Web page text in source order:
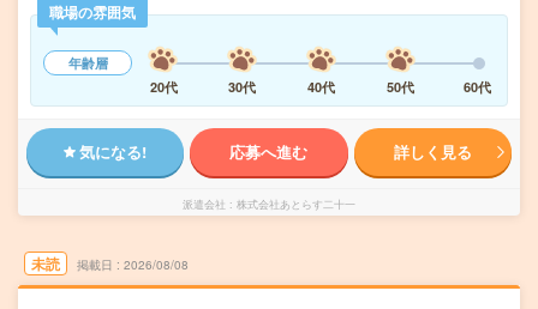
職場の雰囲気
年齢層
20代
30代 40代 50代 60代
気になる! 応募へ進む 詳しく見る
派遣会社 株式会社あとらす二十一
未読 掲載日 2026/08/08